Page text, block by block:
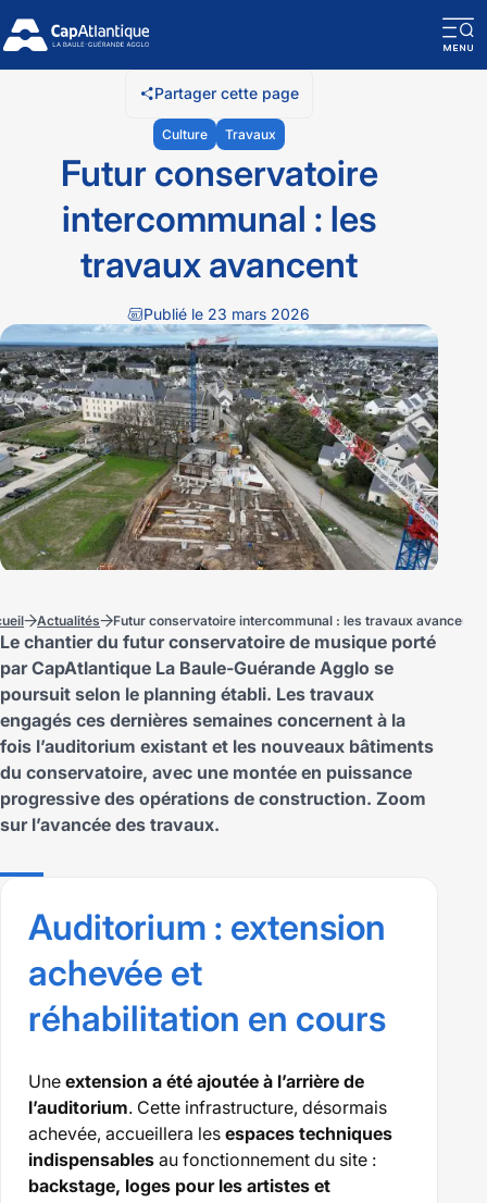
Futur conservatoire
intercommunal : les
travaux avancent
Culture Travaux
Publié le 23 mars 2026
Partager cette page
Actualités Futur conservatoire intercommunal : les travaux avancent
Le chantier du futur conservatoire de musique porté
par CapAtlantique La Baule-Guérande Agglo se
poursuit selon le planning établi. Les travaux
engagés ces dernières semaines concernent à la
fois l’auditorium existant et les nouveaux bâtiments
du conservatoire, avec une montée en puissance
progressive des opérations de construction. Zoom
sur l’avancée des travaux.
Auditorium : extension
achevée et
réhabilitation en cours
Une extension a été ajoutée à l’arrière de
l’auditorium. Cette infrastructure, désormais
achevée, accueillera les espaces techniques
indispensablesau fonctionnement du site :
backstage, loges pour les artistes et